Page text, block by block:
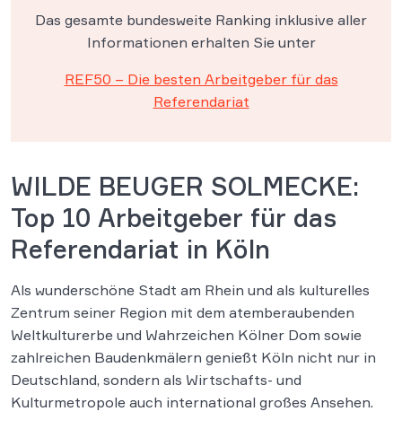
Das gesamte bundesweite Ranking inklusive aller
Informationen erhalten Sie unter
REF50 – Die besten Arbeitgeber für das
Referendariat
WILDE BEUGER SOLMECKE:
Top 10 Arbeitgeber für das
Referendariat in Köln
Als wunderschöne Stadt am Rhein und als kulturelles
Zentrum seiner Region mit dem atemberaubenden
Weltkulturerbe und Wahrzeichen Kölner Dom sowie
zahlreichen Baudenkmälern genießt Köln nicht nur in
Deutschland, sondern als Wirtschafts- und
Kulturmetropole auch international großes Ansehen.